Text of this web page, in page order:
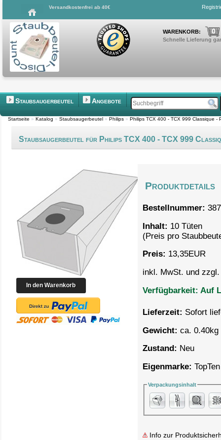
Versandkostenfrei ab 40€
WARENKORB: 0
Schnelle Lieferung
Staubsaugerbeutel Angebote
Startseite » Katalog » Staubsaugerbeutel » Philips » Philips TCX 400 - TCX 999 Classique -
Staubsaugerbeutel für Philips TCX 400 - TCX 999
Produktdetails
Bestellnummer:
Inhalt: 10 Tüten
(Preis pro
Preis: 13,35EUR
inkl. MwSt. und
Verfügbarkeit: Auf
Lieferzeit: Sofort
Gewicht: ca. 0.40kg
Zustand: Neu
Eigenmarke: TopTen
Verpackungsinhalt
Info zur